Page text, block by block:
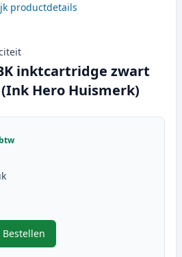
productdetails
inktcartridge zwart
Hero Huismerk)
aan te passen
Bestellen
,Brother LC3217BK inktcartridge